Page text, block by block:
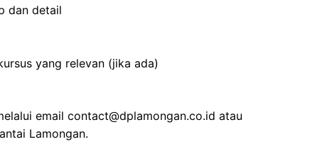
dan detail
yang relevan (jika ada)
email contact@dplamongan.co.id atau
Lamongan.